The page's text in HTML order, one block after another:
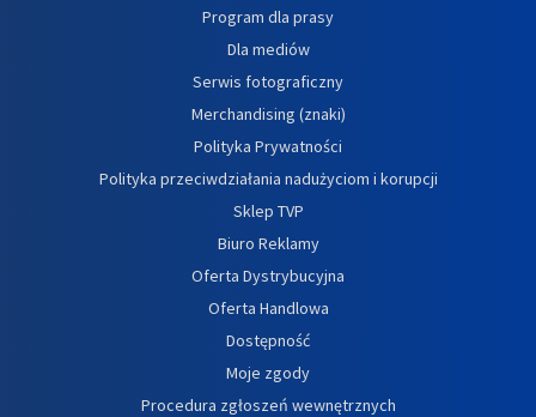
Program dla prasy
Dla mediów
Serwis fotograficzny
Merchandising (znaki)
Polityka Prywatności
Polityka przeciwdziałania nadużyciom i korupcji
Sklep TVP
Biuro Reklamy
Oferta Dystrybucyjna
Oferta Handlowa
Dostępność
Moje zgody
Procedura zgłoszeń wewnętrznych